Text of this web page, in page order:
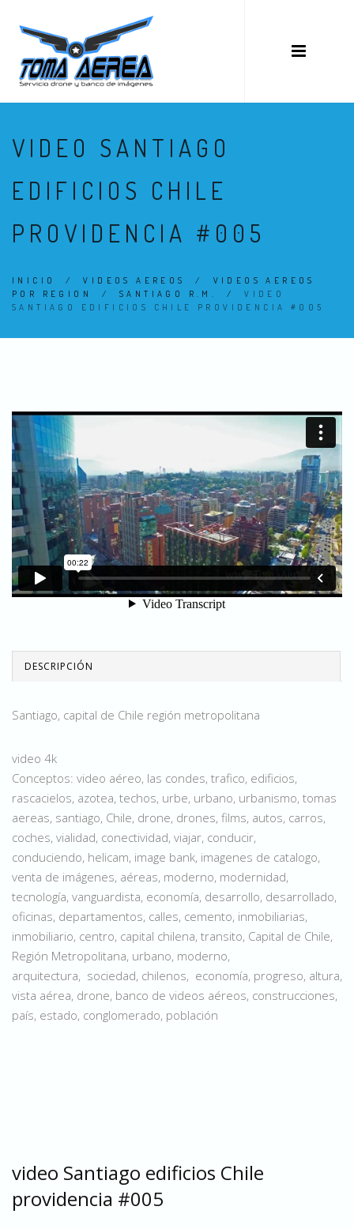
VIDEO SANTIAGO
EDIFICIOS CHILE
PROVIDENCIA #005
INICIO /VIDEOS AEREOS / VIDEOS AEREOS
POR REGION
/SANTIAGO R.M. /VIDEO
SANTIAGO EDIFICIOS CHILE PROVIDENCIA #005
DESCRIPCIÓN
Santiago, capital de Chile región metropolitana
video 4k
Conceptos: video aéreo, las condes, trafico, edificios,
rascacielos, azotea, techos, urbe, urbano, urbanismo, tomas
aereas, santiago, Chile, drone, drones, films, autos, carros,
coches, vialidad, conectividad, viajar, conducir,
conduciendo, helicam, image bank, imagenes de catalogo,
venta de imágenes, aéreas, moderno, modernidad,
tecnología, vanguardista, economía, desarrollo, desarrollado,
oficinas, departamentos, calles, cemento, inmobiliarias,
inmobiliario, centro, capital chilena, transito, Capital de Chile,
Región Metropolitana, urbano, moderno,
arquitectura, sociedad, chilenos, economía, progreso, altura,
vista aérea, drone, banco de videos aéreos, construcciones,
país, estado, conglomerado, población
video Santiago edificios Chile
providencia #005